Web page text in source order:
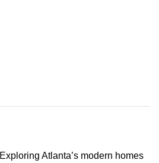
Exploring Atlanta’s modern homes